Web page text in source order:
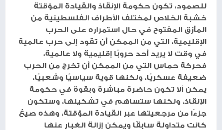
للصمود، تكون حكومة الإنقاذ والقيادة المؤقتة
خشبة الخلاص لمختلف الأطراف الفلسطينية من
المأزق المفتوح في حال استمراره على الحرب
الإقليمية، التي من الممكن أن تقود إلى حرب عالمية
في وقت لا يريد أحد حروبًا إقليمية ولا عالمية،
فحركة حماس التي من الممكن أن تخرج من الحرب
ضعيفة عسكريًا، ولكنها قوية سياسيًا وشعبيًا،
يمكن ألا تكون حاضرة مباشرة وبقوة في حكومة
الإنقاذ، ولكنها ستساهم في تشكيلها، وستكون
جزءًا من مرجعيتها عبر القيادة المؤقتة، وهذه صيغ
كانت متداولة سابقًا ويمكن إزالة الغبار عنها